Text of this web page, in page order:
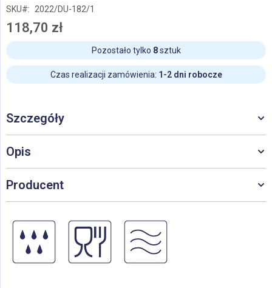
galerii
SKU 2022/DU-182/1
118,70 zł
Pozostało tylko 8sztuk
Czas realizacji zamówienia: 1-2 dni robocze
Szczegóły
Opis
Producent